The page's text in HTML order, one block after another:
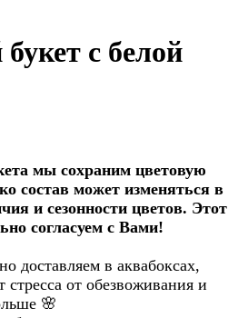
с белой
мы сохраним цветовую
состав может изменяться в
и сезонности цветов. Этот
согласуем с Вами!
доставляем в аквабоксах,
от обезвоживания и
🌸